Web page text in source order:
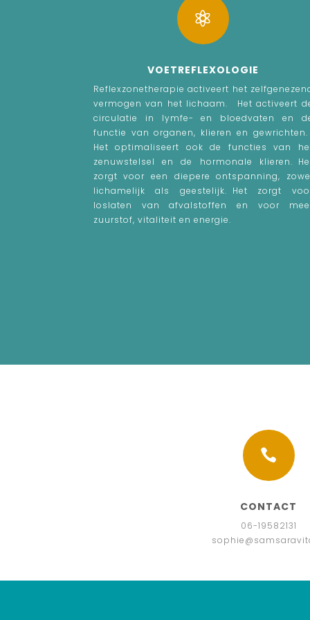

VOETREFLEXOLOGIE
Reflexzonetherapie activeert het
vermogen van het lichaam. Het activeert
circulatie in lymfe- en bloedvaten en
functie van organen, klieren en
Het optimaliseert ook de functies van
zenuwstelsel en de hormonale klieren.
zorgt voor een diepere ontspanning,
lichamelijk als geestelijk. Het zorgt
loslaten van afvalstoffen en voor
zuurstof, vitaliteit en energie.

CONTACT
06-19582131